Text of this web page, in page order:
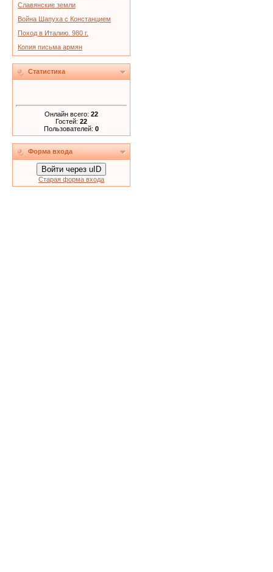
Славянские земли
Война Шапуха с Констанцием
Поход в Италию. 980 г.
Копия письма армян
Статистика
Онлайн всего: 22
Гостей: 22
Пользователей: 0
Форма входа
Войти через uID
Старая форма входа